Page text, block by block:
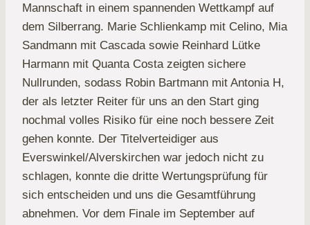
Mannschaft in einem spannenden Wettkampf auf
dem Silberrang. Marie Schlienkamp mit Celino, Mia
Sandmann mit Cascada sowie Reinhard Lütke
Harmann mit Quanta Costa zeigten sichere
Nullrunden, sodass Robin Bartmann mit Antonia H,
der als letzter Reiter für uns an den Start ging
nochmal volles Risiko für eine noch bessere Zeit
gehen konnte. Der Titelverteidiger aus
Everswinkel/Alverskirchen war jedoch nicht zu
schlagen, konnte die dritte Wertungsprüfung für
sich entscheiden und uns die Gesamtführung
abnehmen. Vor dem Finale im September auf